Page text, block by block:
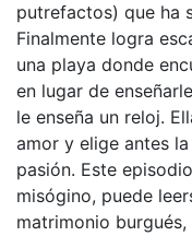
putrefactos) que ha
Finalmente logra
una playa donde
en lugar de
le enseña un reloj.
amor y elige antes
pasión. Este
misógino, puede
matrimonio